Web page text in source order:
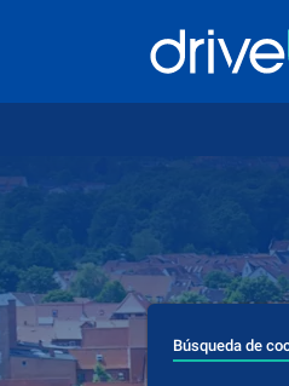
Búsqueda de